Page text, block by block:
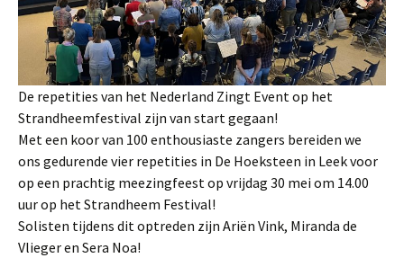
De repetities van het Nederland Zingt Event op het
Strandheemfestival zijn van start gegaan!
Met een koor van 100 enthousiaste zangers bereiden we
ons gedurende vier repetities in De Hoeksteen in Leek voor
op een prachtig meezingfeest op vrijdag 30 mei om 14.00
uur op het Strandheem Festival!
Solisten tijdens dit optreden zijn Ariën Vink, Miranda de
Vlieger en Sera Noa!